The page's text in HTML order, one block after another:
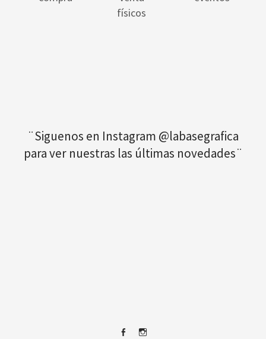
físicos
¨Siguenos en Instagram @labasegrafica
para ver nuestras las últimas novedades¨